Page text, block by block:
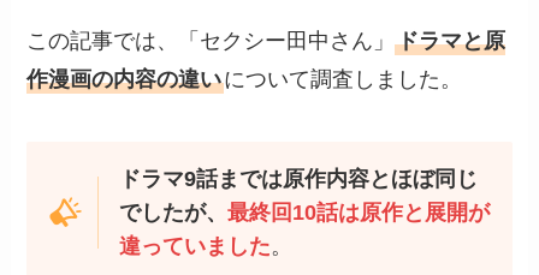
この記事では、「セクシー田中さん」ドラマと原
作漫画の内容の違いについて調査しました。
ドラマ9話までは原作内容とほぼ同じ
でしたが、 最終回10話は原作と展開が
違っていました。